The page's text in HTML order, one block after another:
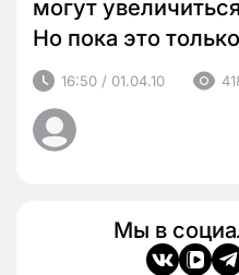
могут
Но пока это
16:50 / 01.04.10
Мы в